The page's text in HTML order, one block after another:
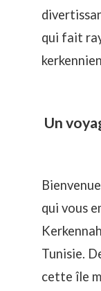
qui fait
Un
qui vous
Kerkennah
Tunisie.
cette île